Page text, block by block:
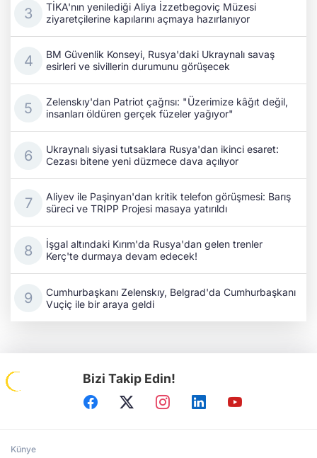
TİKA'nın yenilediği Aliya İzzetbegoviç Müzesi
ziyaretçilerine kapılarını açmaya hazırlanıyor
BM Güvenlik Konseyi, Rusya'daki Ukraynalı savaş
esirleri ve sivillerin durumunu görüşecek
Zelenskıy'dan Patriot çağrısı: "Üzerimize kâğıt değil,
insanları öldüren gerçek füzeler yağıyor"
Ukraynalı siyasi tutsaklara Rusya'dan ikinci esaret:
Cezası bitene yeni düzmece dava açılıyor
Aliyev ile Paşinyan'dan kritik telefon görüşmesi: Barış
süreci ve TRIPP Projesi masaya yatırıldı
İşgal altındaki Kırım'da Rusya'dan gelen trenler
Kerç'te durmaya devam edecek!
Cumhurbaşkanı Zelenskıy, Belgrad'da Cumhurbaşkanı
Vuçiç ile bir araya geldi
Bizi Takip Edin!
Künye